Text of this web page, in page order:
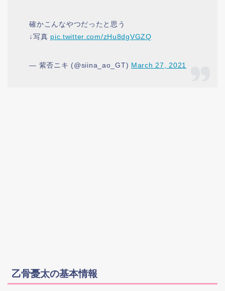
確かこんなやつだったと思う
↓写真 pic.twitter.com/zHu8dgVGZQ
— 紫否ニキ (@siina_ao_GT) March 27, 2021
乙骨憂太の基本情報